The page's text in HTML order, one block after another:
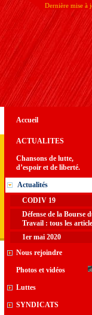
Dernière mise à
Accueil
ACTUALITES
Chansons de lutte,
d’espoir et de liberté.
Actualités
CODIV 19
Défense de la Bourse
Travail : tous les
1er mai 2020
Nous rejoindre
Photos et vidéos
Luttes
SYNDICATS